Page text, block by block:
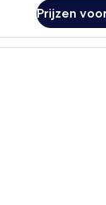
Prijzen
Een